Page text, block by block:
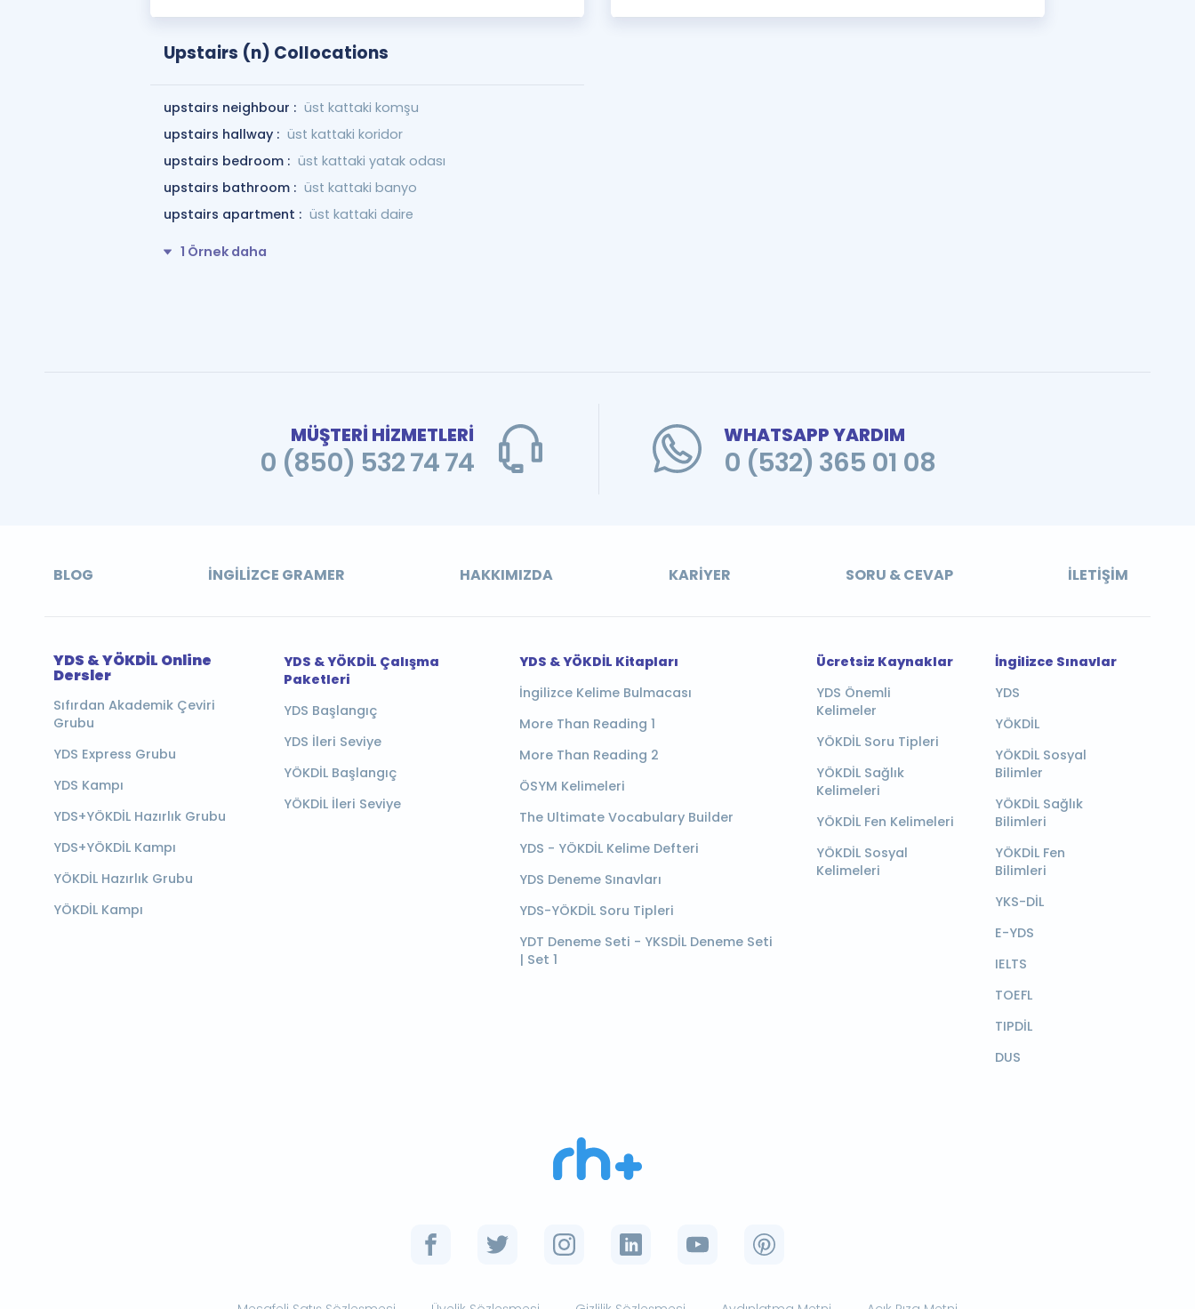
Upstairs (n) Collocations
upstairs neighbour : üst kattaki komşu
upstairs hallway : üst kattaki koridor
upstairs bedroom : üst kattaki yatak odası
upstairs bathroom : üst kattaki banyo
upstairs apartment : üst kattaki daire
1 Örnek daha
MÜŞTERİ HİZMETLERİ
0 (850) 532 74 74
WHATSAPP YARDIM
0 (532) 365 01 08
BLOG İNGILIZCE GRAMER HAKKIMIZDA KARIYER SORU & CEVAP İLETIŞIM
YDS & YÖKDİL Online
Dersler
Sıfırdan Akademik Çeviri
Grubu
YDS Express Grubu
YDS Kampı
YDS+YÖKDİL Hazırlık Grubu
YDS+YÖKDİL Kampı
YÖKDİL Hazırlık Grubu
YÖKDİL Kampı
YDS & YÖKDİL Çalışma
Paketleri
YDS Başlangıç
YDS İleri Seviye
YÖKDİL Başlangıç
YÖKDİL İleri Seviye
YDS & YÖKDİL Kitapları
İngilizce Kelime Bulmacası
More Than Reading 1
More Than Reading 2
ÖSYM Kelimeleri
The Ultimate Vocabulary Builder
YDS - YÖKDİL Kelime Defteri
YDS Deneme Sınavları
YDS-YÖKDİL Soru Tipleri
YDT Deneme Seti - YKSDİL Deneme Seti
| Set 1
Ücretsiz Kaynaklar
YDS Önemli
Kelimeler
YÖKDİL Soru Tipleri
YÖKDİL Sağlık
Kelimeleri
YÖKDİL Fen Kelimeleri
YÖKDİL Sosyal
Kelimeleri
İngilizce Sınavlar
YDS
YÖKDİL
YÖKDİL Sosyal
Bilimler
YÖKDİL Sağlık
Bilimleri
YÖKDİL Fen
Bilimleri
YKS-DİL
E-YDS
IELTS
TOEFL
TIPDİL
DUS